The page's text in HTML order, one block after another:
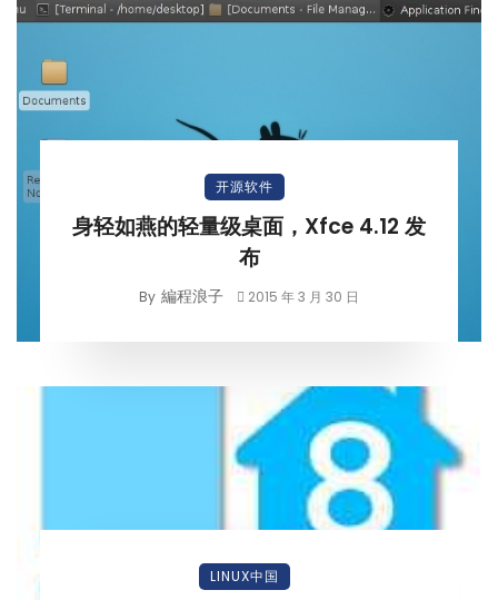
开源软件
身轻如燕的轻量级桌面，Xfce 4.12 发
布
By 編程浪子 2015 年 3 月 30 日
LINUX中国